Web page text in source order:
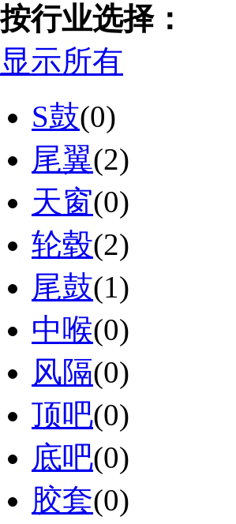
按行业选择：
显示所有
S鼓(0)
尾翼(2)
天窗(0)
轮毂(2)
尾鼓(1)
中喉(0)
风隔(0)
顶吧(0)
底吧(0)
胶套(0)